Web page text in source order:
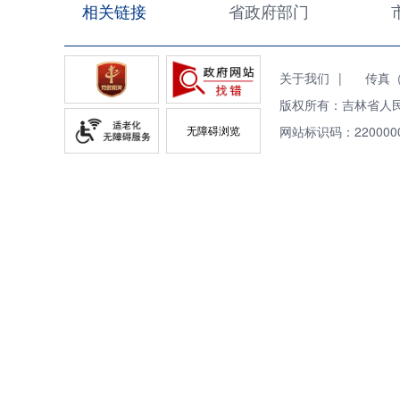
相关链接 省政府部门
无障碍浏览
关于我们 |
传真
版权所有：吉林省
网站标识码：